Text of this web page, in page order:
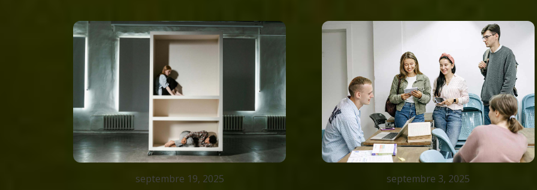
septembre 19, 2025 septembre 3, 2025